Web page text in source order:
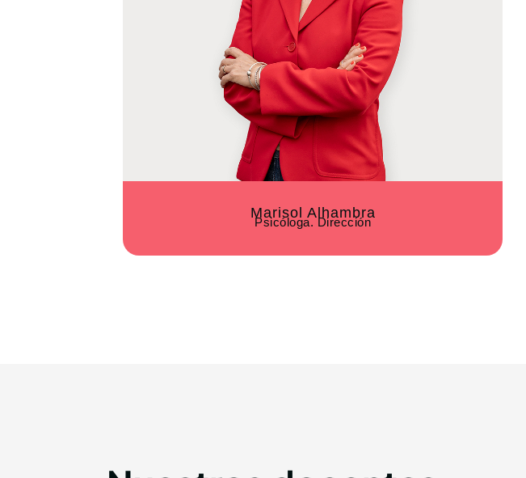
Marisol Alhambra
Psicóloga. Dirección